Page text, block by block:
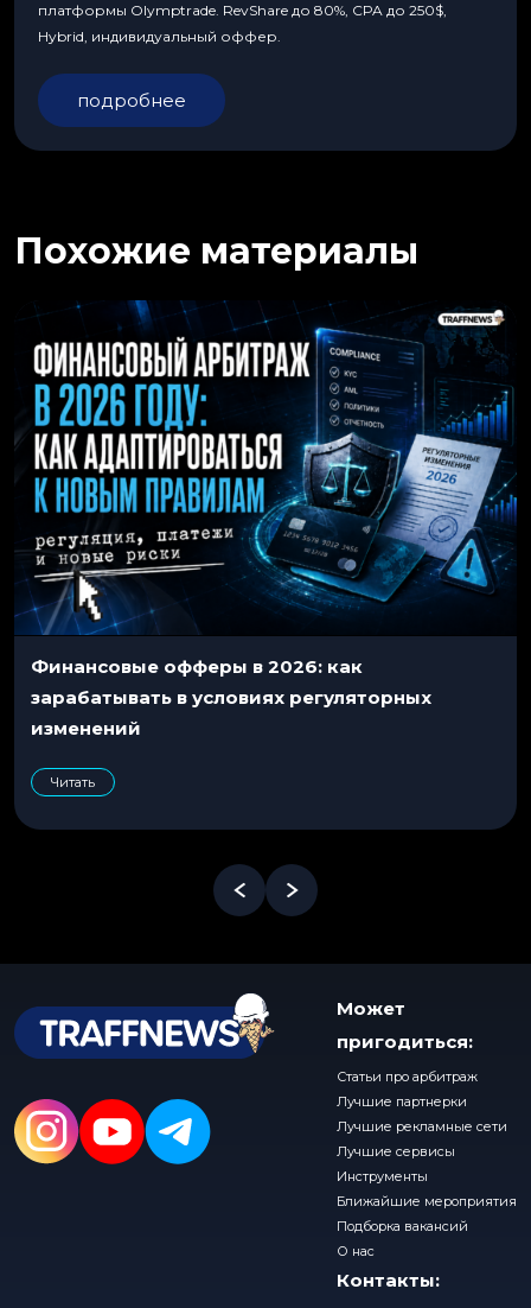
платформы Olymptrade. RevShare до 80%, CPA до 250$,
Hybrid, индивидуальный оффер.
подробнее
Похожие материалы
Финансовые офферы в 2026: как
зарабатывать в условиях регуляторных
изменений
Читать
Может
пригодиться:
Статьи про арбитраж
Лучшие партнерки
Лучшие рекламные сети
Лучшие сервисы
Инструменты
Ближайшие мероприятия
Подборка вакансий
О нас
Контакты: